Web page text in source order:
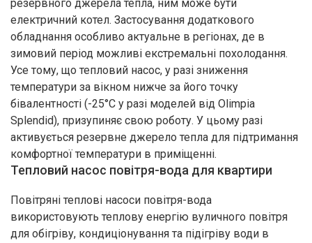
резервного джерела тепла, ним може бути
електричний котел. Застосування додаткового
обладнання особливо актуальне в регіонах, де в
зимовий період можливі екстремальні похолодання.
Усе тому, що тепловий насос, у разі зниження
температури за вікном нижче за його точку
бівалентності (-25°C у разі моделей від Olimpia
Splendid), призупиняє свою роботу. У цьому разі
активується резервне джерело тепла для підтримання
комфортної температури в приміщенні.
Тепловий насос повітря-вода для квартири
Повітряні теплові насоси повітря-вода
використовують теплову енергію вуличного повітря
для обігріву, кондиціонування та підігріву води в
Дякуємо
за заявку!
Ваші дані
успішно
надіслані!